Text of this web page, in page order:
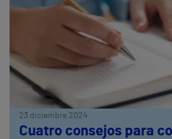
23 diciembre 2024
Cuatro consejos para